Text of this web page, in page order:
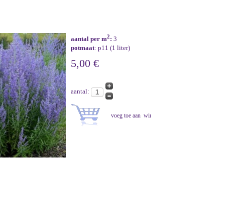
aantal per m2: 3
potmaat: p11 (1 liter)
5,00 €
aantal: